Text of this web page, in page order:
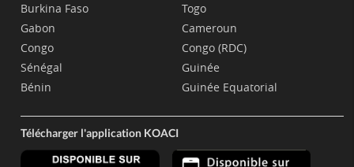
Burkina Faso
Gabon
Congo
Sénégal
Bénin
Togo
Cameroun
Congo (RDC)
Guinée
Guinée Equatorial
Télécharger l'application KOACI